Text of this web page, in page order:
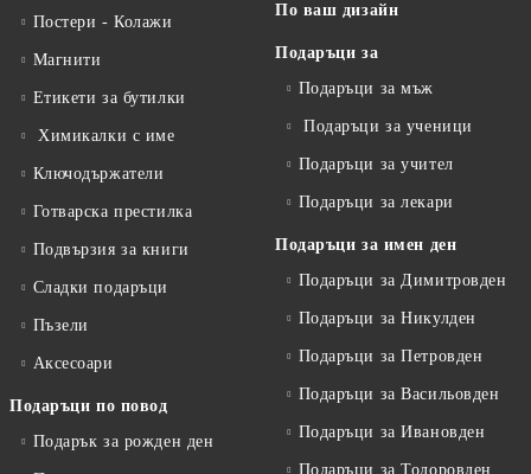
Постери - Колажи
Магнити
Етикети за бутилки
Химикалки с име
Ключодържатели
Готварска престилка
Подвързия за книги
Сладки подаръци
Пъзели
Аксесоари
Подаръци по повод
Подарък за рожден ден
По ваш дизайн
Подаръци за
Подаръци за мъж
Подаръци за ученици
Подаръци за учител
Подаръци за лекари
Подаръци за имен ден
Подаръци за Димитровден
Подаръци за Никулден
Подаръци за Петровден
Подаръци за Васильовден
Подаръци за Ивановден
Подаръци за Тодоровден